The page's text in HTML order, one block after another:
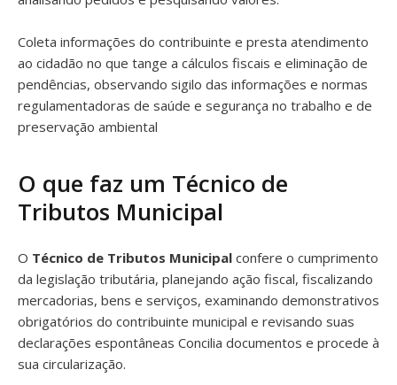
Coleta informações do contribuinte e presta atendimento
ao cidadão no que tange a cálculos fiscais e eliminação de
pendências, observando sigilo das informações e normas
regulamentadoras de saúde e segurança no trabalho e de
preservação ambiental
O que faz um Técnico de
Tributos Municipal
O Técnico de Tributos Municipal confere o cumprimento
da legislação tributária, planejando ação fiscal, fiscalizando
mercadorias, bens e serviços, examinando demonstrativos
obrigatórios do contribuinte municipal e revisando suas
declarações espontâneas Concilia documentos e procede à
sua circularização.